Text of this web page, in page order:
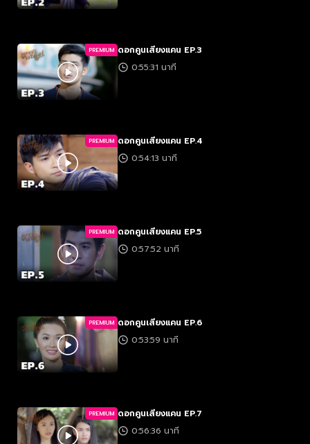
PREMIUM ดอกคูนเสียงแคน EP.3
0:55:31 นาที
PREMIUM ดอกคูนเสียงแคน EP.4
0:54:13 นาที
PREMIUM ดอกคูนเสียงแคน EP.5
0:57:52 นาที
PREMIUM ดอกคูนเสียงแคน EP.6
0:53:59 นาที
PREMIUM ดอกคูนเสียงแคน EP.7
0:56:36 นาที